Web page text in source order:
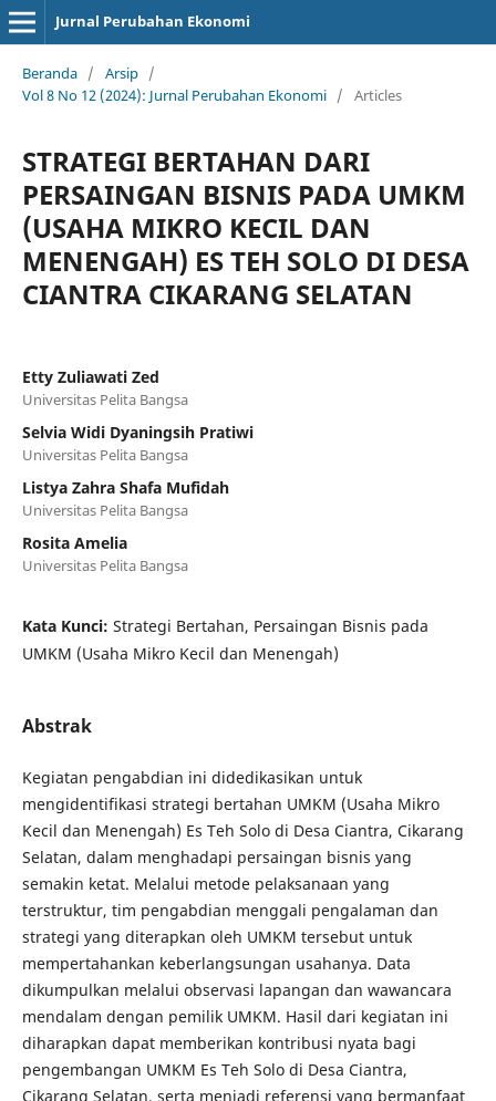
Jurnal Perubahan Ekonomi
Beranda / Arsip /
Vol 8 No 12 (2024): Jurnal Perubahan Ekonomi / Articles
STRATEGI BERTAHAN DARI
PERSAINGAN BISNIS PADA UMKM
(USAHA MIKRO KECIL DAN
MENENGAH) ES TEH SOLO DI DESA
CIANTRA CIKARANG SELATAN
Etty Zuliawati Zed
Universitas Pelita Bangsa
Selvia Widi Dyaningsih Pratiwi
Universitas Pelita Bangsa
Listya Zahra Shafa Mufidah
Universitas Pelita Bangsa
Rosita Amelia
Universitas Pelita Bangsa
Kata Kunci: Strategi Bertahan, Persaingan Bisnis pada
UMKM (Usaha Mikro Kecil dan Menengah)
Abstrak
Kegiatan pengabdian ini didedikasikan untuk
mengidentifikasi strategi bertahan UMKM (Usaha Mikro
Kecil dan Menengah) Es Teh Solo di Desa Ciantra, Cikarang
Selatan, dalam menghadapi persaingan bisnis yang
semakin ketat. Melalui metode pelaksanaan yang
terstruktur, tim pengabdian menggali pengalaman dan
strategi yang diterapkan oleh UMKM tersebut untuk
mempertahankan keberlangsungan usahanya. Data
dikumpulkan melalui observasi lapangan dan wawancara
mendalam dengan pemilik UMKM. Hasil dari kegiatan ini
diharapkan dapat memberikan kontribusi nyata bagi
pengembangan UMKM Es Teh Solo di Desa Ciantra,
Cikarang Selatan, serta menjadi referensi yang bermanfaat